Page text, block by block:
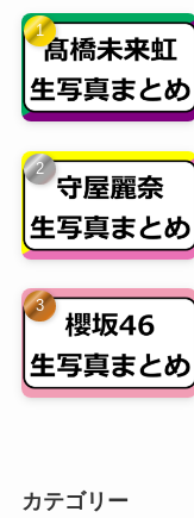
カテゴリー